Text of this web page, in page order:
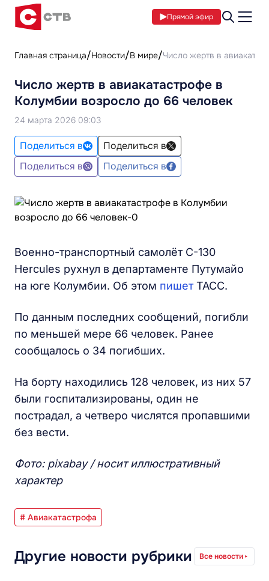
Прямой эфир
Главная страница Новости В мире Число жертв в
Число жертв в авиакатастрофе в
Колумбии возросло до 66 человек
24 марта 2026 09:03
Поделиться в
Поделиться в
Поделиться в
Поделиться в
Военно-транспортный самолёт C-130
Hercules рухнул в департаменте Путумайо
на юге Колумбии. Об этом пишетТАСС.
По данным последних сообщений, погибли
по меньшей мере 66 человек. Ранее
сообщалось о 34 погибших.
На борту находились 128 человек, из них 57
были госпитализированы, один не
пострадал, а четверо числятся пропавшими
без вести.
Фото: pixabay / носит иллюстративный
характер
# Авиакатастрофа
Другие новости рубрики Все новости